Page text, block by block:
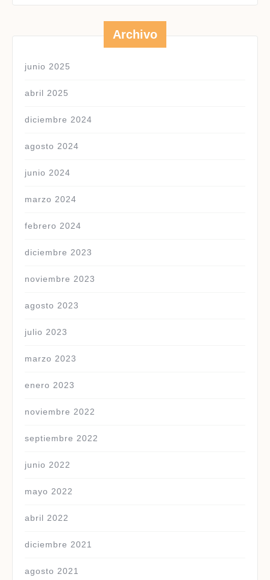
Archivo
junio 2025
abril 2025
diciembre 2024
agosto 2024
junio 2024
marzo 2024
febrero 2024
diciembre 2023
noviembre 2023
agosto 2023
julio 2023
marzo 2023
enero 2023
noviembre 2022
septiembre 2022
junio 2022
mayo 2022
abril 2022
diciembre 2021
agosto 2021